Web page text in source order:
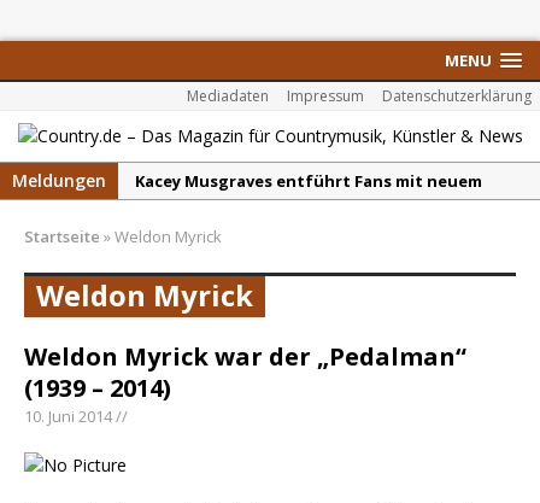
MENU
Mediadaten Impressum Datenschutzerklärung
Meldungen
Kacey Musgraves entführt Fans mit neuem
Carter Faith mit brandneuem Musikvideo zu
„Pearl Handled Pistol“
Son Volt – „Sound Signal Serenades“ erscheint
am 28. August
Country Music Hot News – 2. August 2026: Dolly
Startseite »Weldon Myrick
Weldon Myrick
Weldon Myrick war der „Pedalman“
(1939 – 2014)
10. Juni 2014 //